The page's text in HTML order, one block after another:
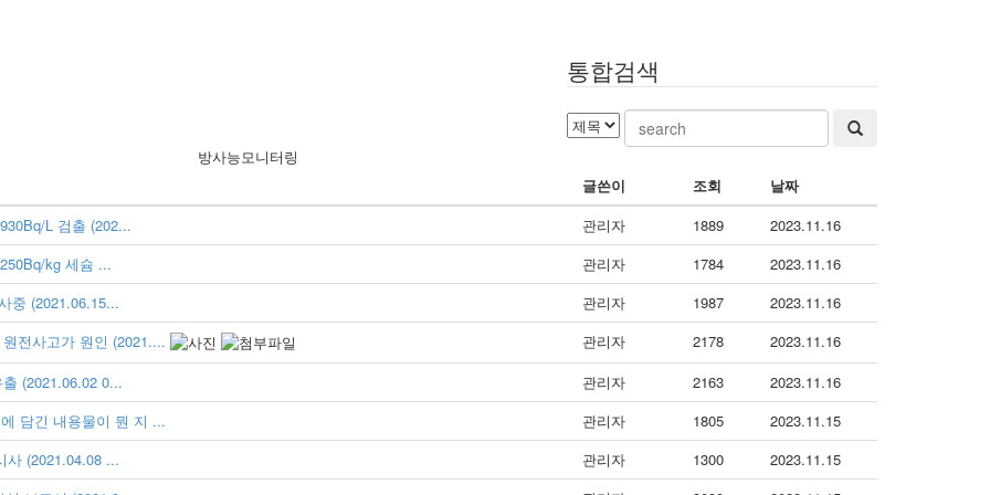
통합검색
방사능모니터링
글쓴이
조회
날짜
L 검출 (202...
관리자 1889
2023.11.16
kg 세슘 ...
관리자 1784
2023.11.16
중 (2021.06.15...
관리자 1987
2023.11.16
전사고가 원인 (2021....
관리자 2178
2023.11.16
(2021.06.02 0...
관리자 2163
2023.11.16
담긴 내용물이 뭔 지 ...
관리자 1805
2023.11.15
사 (2021.04.08 ...
관리자 1300
2023.11.15